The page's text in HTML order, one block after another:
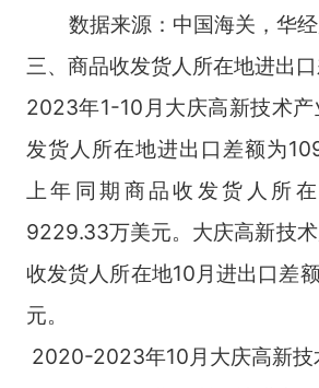
数据来源：中国海关，华
三、商品收发货人所在地进出
2023年1-10月大庆高新技术
发货人所在地进出口差额为
上年同期商品收发货人所
9229.33万美元。大庆高新技
收发货人所在地10月进出口差
元。
2020-2023年10月大庆高新技